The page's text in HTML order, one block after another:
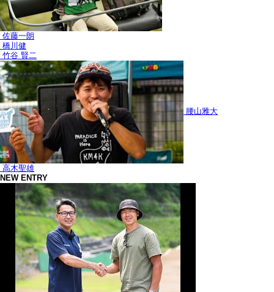
佐藤一朗
橋川健
竹谷 賢二
腰山雅大
高木聖雄
NEW ENTRY